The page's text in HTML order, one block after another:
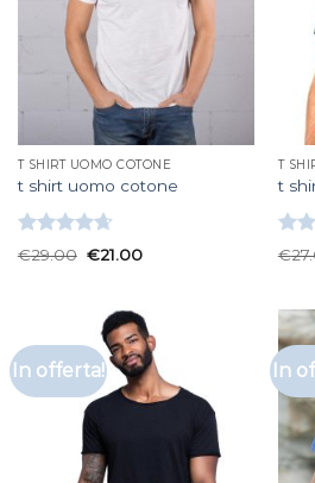
T SHIRT UOMO COTONE
t shirt uomo cotone
Valutato
€29.00 €21.00
T
t
€
In offerta! In